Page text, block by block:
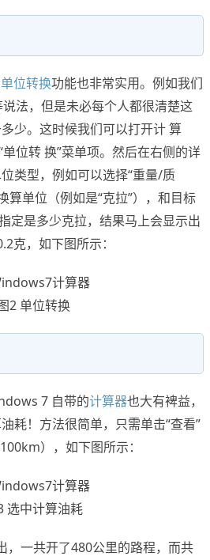
单位转换功能也非常实用。例如我们
法，但是未必每个人都很清楚这
少。这时候我们可以打开计 算
位转 换”菜单项。然后在右侧的详
类型，例如可以选择“重量/质
算单位（例如是“克拉”），和目标
定是多少克拉，结果马上会显示出
克，如下图所示：
2 单位转换
7 自带的计算器也大有裨益，
耗！方法很简单，只需单击“查看”
），如下图所示：
选中计算油耗
一共开了480公里的路程，而共